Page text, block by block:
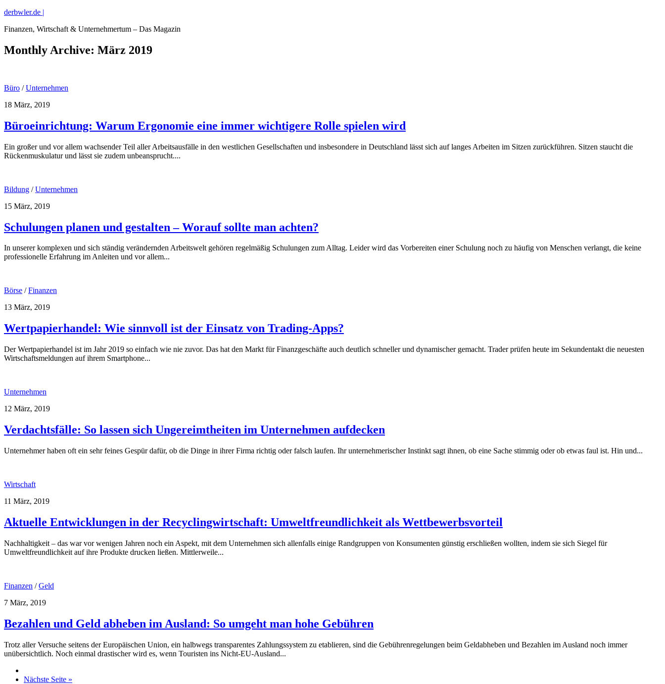
derbwler.de |
Finanzen, Wirtschaft & Unternehmertum – Das Magazin
Monthly Archive: März 2019
Büro /Unternehmen
18 März, 2019
Büroeinrichtung: Warum Ergonomie eine immer wichtigere Rolle spielen wird
Ein großer und vor allem wachsender Teil aller Arbeitsausfälle in den westlichen Gesellschaften und insbesondere in Deutschland lässt sich auf langes Arbeiten im Sitzen zurückführen. Sitzen staucht die
Rückenmuskulatur und lässt sie zudem unbeansprucht....
Bildung /Unternehmen
15 März, 2019
Schulungen planen und gestalten – Worauf sollte man achten?
In unserer komplexen und sich ständig verändernden Arbeitswelt gehören regelmäßig Schulungen zum Alltag. Leider wird das Vorbereiten einer Schulung noch zu häufig von Menschen verlangt, die keine
professionelle Erfahrung im Anleiten und vor allem...
Börse /Finanzen
13 März, 2019
Wertpapierhandel: Wie sinnvoll ist der Einsatz von Trading-Apps?
Der Wertpapierhandel ist im Jahr 2019 so einfach wie nie zuvor. Das hat den Markt für Finanzgeschäfte auch deutlich schneller und dynamischer gemacht. Trader prüfen heute im Sekundentakt die neuesten
Wirtschaftsmeldungen auf ihrem Smartphone...
Unternehmen
12 März, 2019
Verdachtsfälle: So lassen sich Ungereimtheiten im Unternehmen aufdecken
Unternehmer haben oft ein sehr feines Gespür dafür, ob die Dinge in ihrer Firma richtig oder falsch laufen. Ihr unternehmerischer Instinkt sagt ihnen, ob eine Sache stimmig oder ob etwas faul ist. Hin und...
Wirtschaft
11 März, 2019
Aktuelle Entwicklungen in der Recyclingwirtschaft: Umweltfreundlichkeit als Wettbewerbsvorteil
Nachhaltigkeit – das war vor wenigen Jahren noch ein Aspekt, mit dem Unternehmen sich allenfalls einige Randgruppen von Konsumenten günstig erschließen wollten, indem sie sich Siegel für
Umweltfreundlichkeit auf ihre Produkte drucken ließen. Mittlerweile...
Finanzen /Geld
7 März, 2019
Bezahlen und Geld abheben im Ausland: So umgeht man hohe Gebühren
Trotz aller Versuche seitens der Europäischen Union, ein halbwegs transparentes Zahlungssystem zu etablieren, sind die Gebührenregelungen beim Geldabheben und Bezahlen im Ausland noch immer
unübersichtlich. Noch einmal drastischer wird es, wenn Touristen ins Nicht-EU-Ausland...
Nächste Seite »